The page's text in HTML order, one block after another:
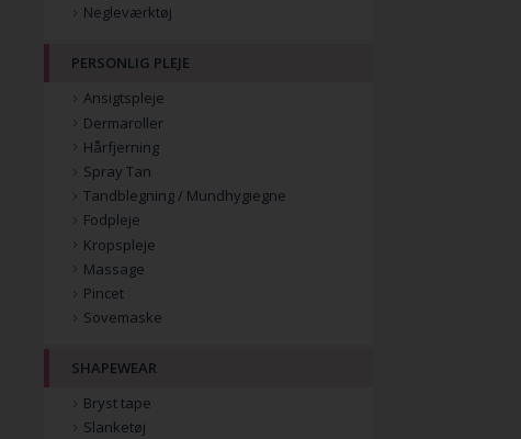
Negleværktøj
PERSONLIG PLEJE
Ansigtspleje
Dermaroller
Hårfjerning
Spray Tan
Tandblegning / Mundhygiegne
Fodpleje
Kropspleje
Massage
Pincet
Sovemaske
SHAPEWEAR
Bryst tape
Slanketøj